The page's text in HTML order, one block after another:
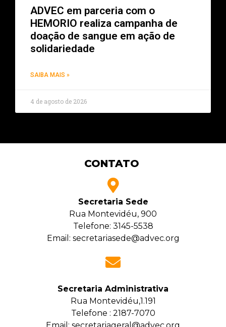
ADVEC em parceria com o
HEMORIO realiza campanha de
doação de sangue em ação de
solidariedade
SAIBA MAIS »
4 de agosto de 2026
CONTATO
Secretaria Sede
Rua Montevidéu, 900
Telefone: 3145-5538
Email: secretariasede@advec.org
Secretaria Administrativa
Rua Montevidéu,1.191
Telefone : 2187-7070
Email: secretariageral@advec.org